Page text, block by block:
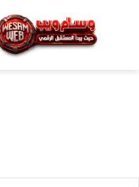
بحث عن